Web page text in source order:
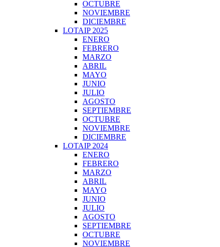
OCTUBRE
NOVIEMBRE
DICIEMBRE
LOTAIP 2025
ENERO
FEBRERO
MARZO
ABRIL
MAYO
JUNIO
JULIO
AGOSTO
SEPTIEMBRE
OCTUBRE
NOVIEMBRE
DICIEMBRE
LOTAIP 2024
ENERO
FEBRERO
MARZO
ABRIL
MAYO
JUNIO
JULIO
AGOSTO
SEPTIEMBRE
OCTUBRE
NOVIEMBRE